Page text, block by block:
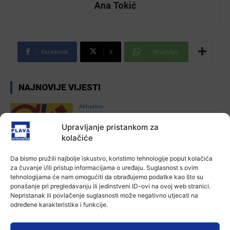
Upravljanje pristankom za
kolačiće
Da bismo pružili najbolje iskustvo, koristimo tehnologije poput kolačića
za čuvanje i/ili pristup informacijama o uređaju. Suglasnost s ovim
tehnologijama će nam omogućiti da obrađujemo podatke kao što su
ponašanje pri pregledavanju ili jedinstveni ID-ovi na ovoj web stranici.
Nepristanak ili povlačenje suglasnosti može negativno utjecati na
određene karakteristike i funkcije.
Ana Tokić
Facebook X WhatsApp
NAJNOVIJE VIJESTI
Aktualno
stotu godišnjicu djelovanja
7 kolovoza, 2026
Aktualno
Za dva tjedna započinje još jedna
Divlja liga
Ana Tokić - 7 kolovoza, 2026